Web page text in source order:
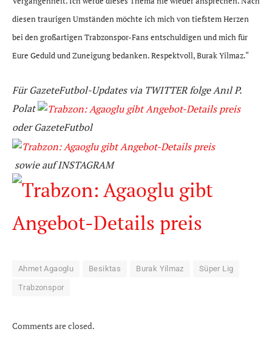
diesen traurigen Umständen möchte ich mich von tiefstem Herzen
bei den großartigen Trabzonspor-Fans entschuldigen und mich für
Eure Geduld und Zuneigung bedanken. Respektvoll, Burak Yilmaz.“
Für GazeteFutbol-Updates via TWITTER folge Anıl P.
Polat
oder GazeteFutbol
sowieaufINSTAGRAM
Ahmet Agaoglu Besiktas Burak Yilmaz Süper Lig
Trabzonspor
Comments are closed.